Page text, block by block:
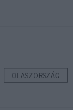
OLASZORSZÁG